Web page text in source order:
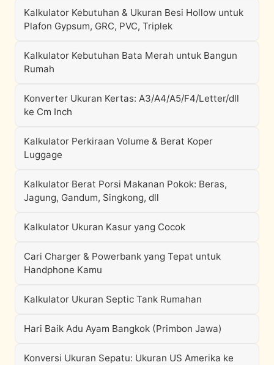
Kalkulator Kebutuhan & Ukuran Besi Hollow untuk
Plafon Gypsum, GRC, PVC, Triplek
Kalkulator Kebutuhan Bata Merah untuk Bangun
Rumah
Konverter Ukuran Kertas: A3/A4/A5/F4/Letter/dll
ke Cm Inch
Kalkulator Perkiraan Volume & Berat Koper
Luggage
Kalkulator Berat Porsi Makanan Pokok: Beras,
Jagung, Gandum, Singkong, dll
Kalkulator Ukuran Kasur yang Cocok
Cari Charger & Powerbank yang Tepat untuk
Handphone Kamu
Kalkulator Ukuran Septic Tank Rumahan
Hari Baik Adu Ayam Bangkok (Primbon Jawa)
Konversi Ukuran Sepatu: Ukuran US Amerika ke